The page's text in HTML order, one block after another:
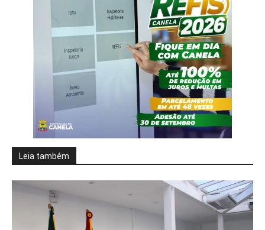
Leia também